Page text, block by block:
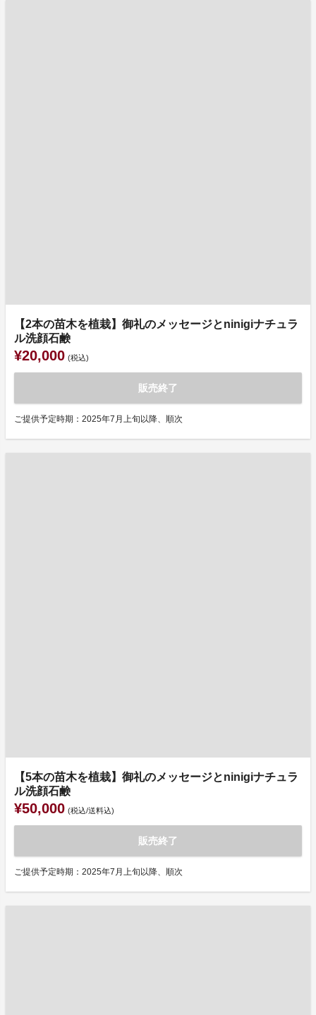
【2本の苗木を植栽】御礼のメッセージとninigiナチュラ
ル洗顔石鹸
¥20,000 (税込)
販売終了
ご提供予定時期：2025年7月上旬以降、順次
【5本の苗木を植栽】御礼のメッセージとninigiナチュラ
ル洗顔石鹸
¥50,000 (税込/送料込)
販売終了
ご提供予定時期：2025年7月上旬以降、順次